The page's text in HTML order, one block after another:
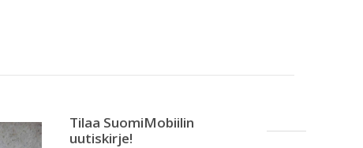
Tilaa SuomiMobiilin
uutiskirje!